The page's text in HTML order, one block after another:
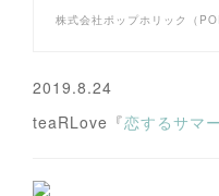
2019.8.24
teaRLove『恋するサマ